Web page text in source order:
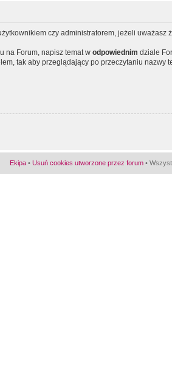
czy administratorem, jeżeli uważasz
na Forum, napisz temat w odpowiednim dziale
tak aby przeglądający po przeczytaniu nazwy
Ekipa • Usuń cookies utworzone przez forum •